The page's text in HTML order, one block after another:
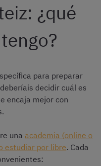
¿qué
para preparar
decidir cuál es
encaja mejor con
una academia (online o
estudiar por libre. Cada